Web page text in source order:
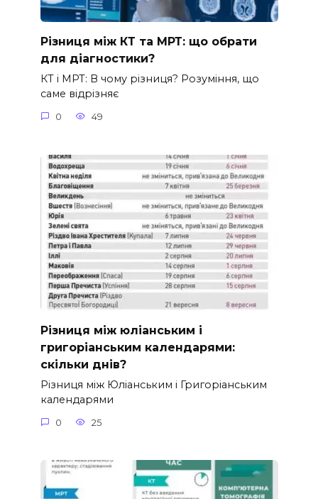
Різниця між КТ та МРТ: що обрати
для діагностики?
КТ і МРТ: В чому різниця? Розуміння, що
саме відрізняє
0 49
Різниця між юліанським і
григоріанським календарями:
скільки днів?
Різниця між Юліанським і Григоріанським
календарями
0 25